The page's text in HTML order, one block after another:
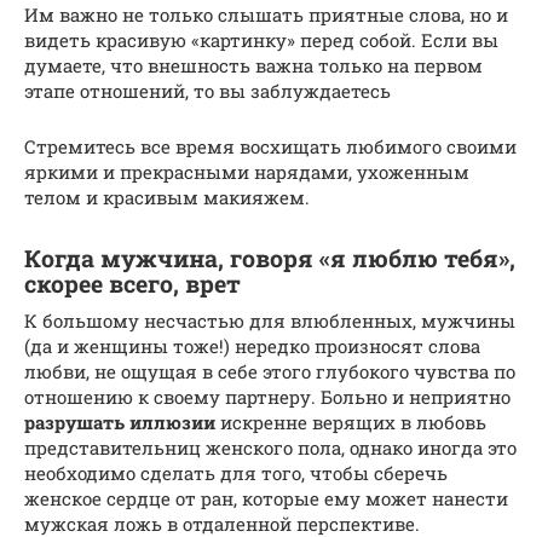
Им важно не только слышать приятные слова, но и
видеть красивую «картинку» перед собой. Если вы
думаете, что внешность важна только на первом
этапе отношений, то вы заблуждаетесь
Стремитесь все время восхищать любимого своими
яркими и прекрасными нарядами, ухоженным
телом и красивым макияжем.
Когда мужчина, говоря «я люблю тебя»,
скорее всего, врет
К большому несчастью для влюбленных, мужчины
(да и женщины тоже!) нередко произносят слова
любви, не ощущая в себе этого глубокого чувства по
отношению к своему партнеру. Больно и неприятно
разрушать иллюзии искренне верящих в любовь
представительниц женского пола, однако иногда это
необходимо сделать для того, чтобы сберечь
женское сердце от ран, которые ему может нанести
мужская ложь в отдаленной перспективе.